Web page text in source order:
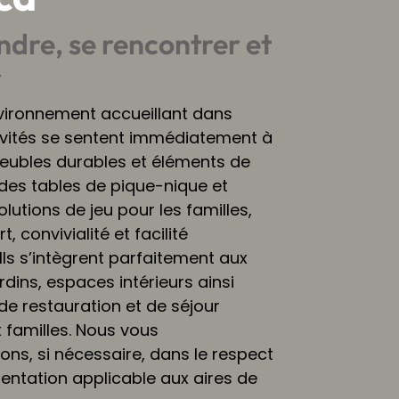
se rencontrer et
accueillant dans
se sentent immédiatement à
durables et éléments de
tables de pique-nique et
de jeu pour les familles,
convivialité et facilité
s’intègrent parfaitement aux
espaces intérieurs ainsi
restauration et de séjour
Nous vous
si nécessaire, dans le respect
applicable aux aires de